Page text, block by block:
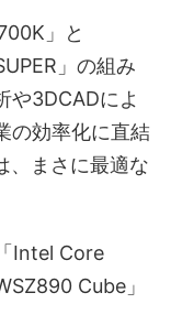
」と
」の組み
や3DCADによ
の効率化に直結
、まさに最適な
Intel Core
Cube」